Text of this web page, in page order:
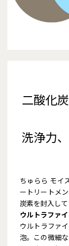
二酸化
洗浄力
ちゅらら モイ
ートリートメ
炭素を封入して
ウルトラファ
ウルトラファ
泡。この微細